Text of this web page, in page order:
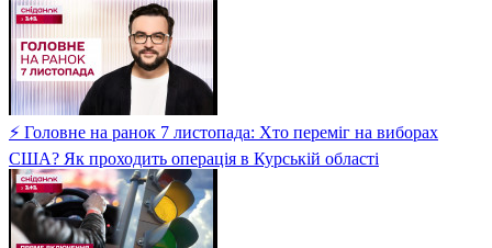
⚡ Головне на ранок 7 листопада: Хто переміг на виборах
США? Як проходить операція в Курській області